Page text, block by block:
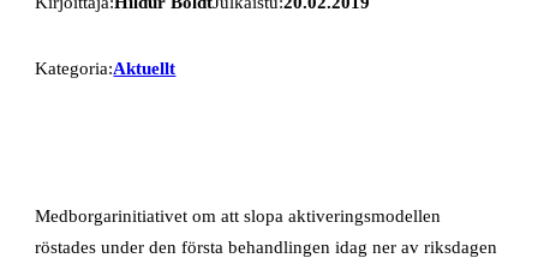
Kategoria:Aktuellt
Medborgarinitiativet om att slopa aktiveringsmodellen
röstades under den första behandlingen idag ner av riksdagen